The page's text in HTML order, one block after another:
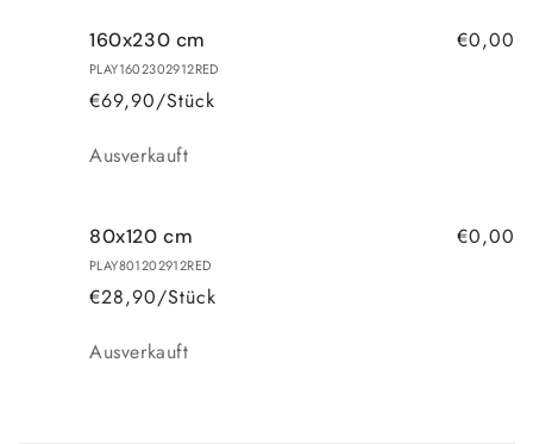
160x230 cm
PLAY1602302912RED
€69,90/Stück
€0,00
Anzahl
Ausverkauft
80x120 cm
PLAY801202912RED
€28,90/Stück
€0,00
Anzahl
Ausverkauft